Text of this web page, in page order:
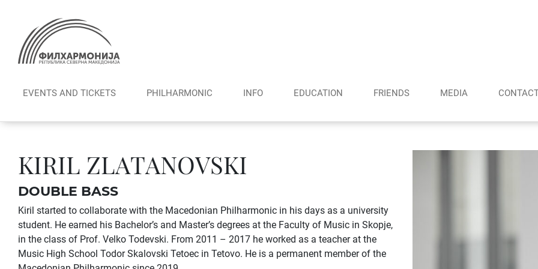
content
EVENTS AND TICKETS PHILHARMONIC INFO EDUCATION FRIENDS MEDIA
KIRIL ZLATANOVSKI
DOUBLE BASS
Kiril started to collaborate with the Macedonian Philharmonic in his days as a university
student. He earned his Bachelor’s and Master’s degrees at the Faculty of Music in Skopje,
in the class of Prof. Velko Todevski. From 2011 – 2017 he worked as a teacher at the
Music High School Todor Skalovski Tetoec in Tetovo. He is a permanent member of the